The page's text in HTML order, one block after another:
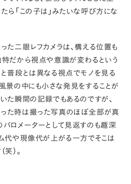
ら「この子は」みたいな呼び方にな
た二眼レフカメラは、構える位置も
特だから視点や意識が変わるという
普段とは異なる視点でモノを見る
景の中にも小さな発見をすることが
た瞬間の記録でもあるのですが、
た時は撮った写真のほぼ全部が真
ロメーターとして見返すのも趣深
代や現像代が上がる一方でそこは
）。